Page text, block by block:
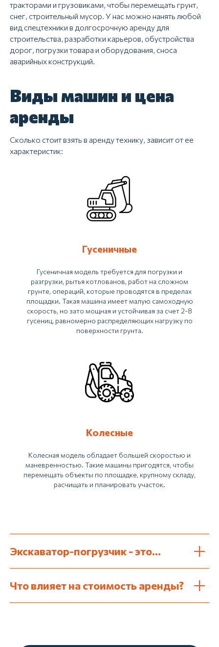
тракторами и грузовиками, чтобы перемещать грунт,
снег, строительный мусор. У нас можно нанять любой
вид спецтехники в долгосрочную аренду для
строительства, разработки карьеров, обустройства
дорог, погрузки товара и оборудования, сноса
аварийных конструкций.
Виды машин и цена
аренды
Сколько стоит взять в аренду технику, зависит от ее
характеристик:
Гусеничные
Гусеничная модель требуется для погрузки и
разгрузки, рытья котлованов, работ на сложном
грунте, операций, которые проводятся в пределах
площадки. Такая машина имеет малую самоходную
скорость, но зато мощная и устойчивая за счет 2-8
гусениц, равномерно распределяющих нагрузку по
поверхности грунта.
Колесные
Колесная модель обладает большей скоростью и
маневренностью. Такие машины пригодятся, чтобы
перемещать объекты по площадке, крупному складу,
расчищать и планировать участок.
Экскаватор-погрузчик - это...
Что влияет на стоимость аренды?
Связаться
Контакты
Вакансии
Перевозка
Перевозка дивана
Перевозка кровати
Перевозка зеркал
Перевозка холодильника
Перевозка телевизора
Перевозка станков
Перевозка пиломатериалов
Перевозка мотоциклов
Свяжитесь с нами и мы
ответим на все ваши вопросы!
ГРУЗ 27 5